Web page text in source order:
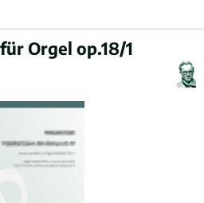
Orgel op.18/1